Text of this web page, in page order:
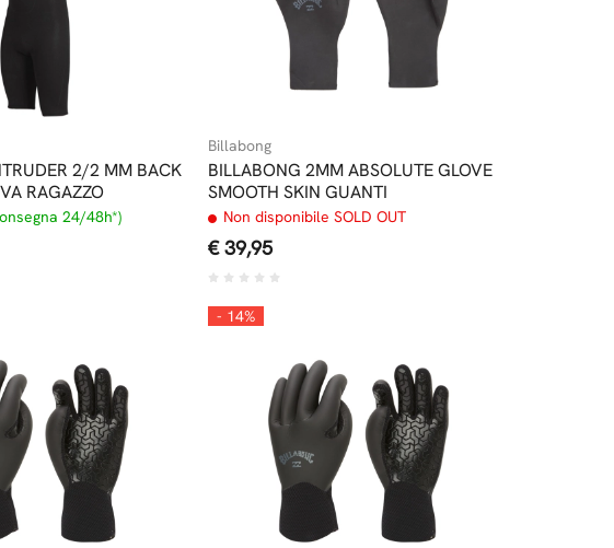
2/2 MM BACK
RAGAZZO
24/48h*)
Billabong
BILLABONG 2MM ABSOLUTE GLOVE
SMOOTH SKIN GUANTI
Non disponibile SOLD OUT
€ 39,95
- 14%